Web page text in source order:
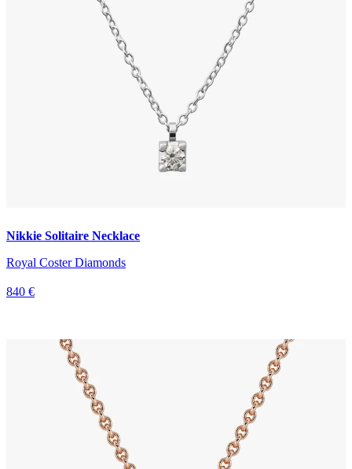
Nikkie Solitaire Necklace
Royal Coster Diamonds
840 €